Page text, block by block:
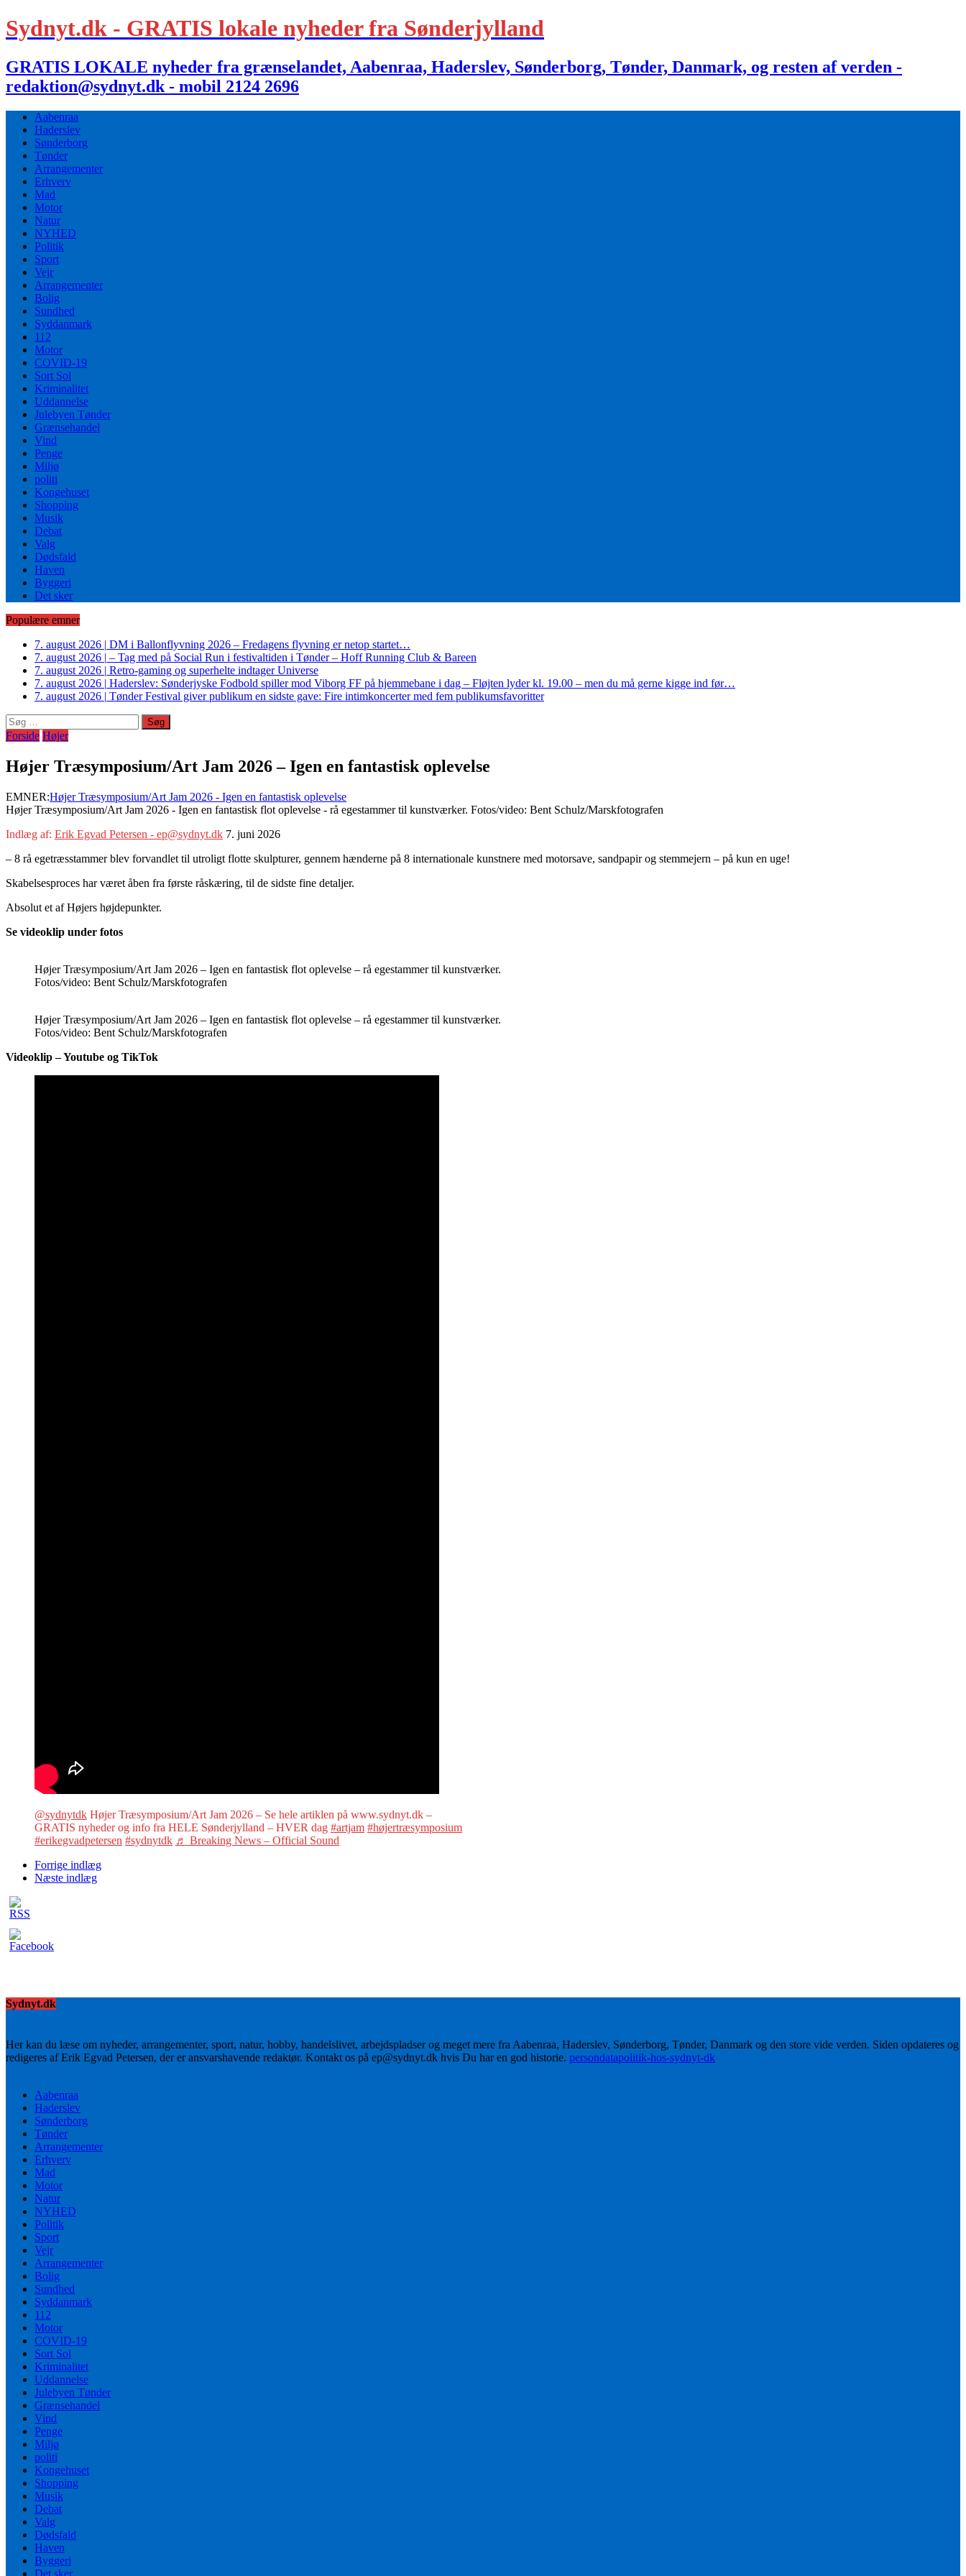
Sydnyt.dk - GRATIS lokale nyheder fra Sønderjylland
GRATIS LOKALE nyheder fra grænselandet, Aabenraa, Haderslev, Sønderborg, Tønder, Danmark, og resten af verden -
redaktion@sydnyt.dk - mobil 2124 2696
Aabenraa
Haderslev
Sønderborg
Tønder
Arrangementer
Erhverv
Mad
Motor
Natur
NYHED
Politik
Sport
Vejr
Arrangementer
Bolig
Sundhed
Syddanmark
112
Motor
COVID-19
Sort Sol
Kriminalitet
Uddannelse
Julebyen Tønder
Grænsehandel
Vind
Penge
Miljø
politi
Kongehuset
Shopping
Musik
Debat
Valg
Dødsfald
Haven
Byggeri
Det sker
Populære emner
7. august 2026 | DM i Ballonflyvning 2026 – Fredagens flyvning er netop startet…
7. august 2026 | – Tag med på Social Run i festivaltiden i Tønder – Hoff Running Club & Bareen
7. august 2026 | Retro-gaming og superhelte indtager Universe
7. august 2026 | Haderslev: Sønderjyske Fodbold spiller mod Viborg FF på hjemmebane i dag – Fløjten lyder kl. 19.00 – men du må gerne kigge ind før…
7. august 2026 | Tønder Festival giver publikum en sidste gave: Fire intimkoncerter med fem publikumsfavoritter
Søg
efter:
Forside Højer
Højer Træsymposium/Art Jam 2026 – Igen en fantastisk oplevelse
EMNER:Højer Træsymposium/Art Jam 2026 - Igen en fantastisk oplevelse
Højer Træsymposium/Art Jam 2026 - Igen en fantastisk flot oplevelse - rå egestammer til kunstværker. Fotos/video: Bent Schulz/Marskfotografen
Indlæg af: Erik Egvad Petersen - ep@sydnyt.dk 7. juni 2026
– 8 rå egetræsstammer blev forvandlet til utroligt flotte skulpturer, gennem hænderne på 8 internationale kunstnere med motorsave, sandpapir og stemmejern – på kun en uge!
Skabelsesproces har været åben fra første råskæring, til de sidste fine detaljer.
Absolut et af Højers højdepunkter.
Se videoklip under fotos
Højer Træsymposium/Art Jam 2026 – Igen en fantastisk flot oplevelse – rå egestammer til kunstværker.
Fotos/video: Bent Schulz/Marskfotografen
Højer Træsymposium/Art Jam 2026 – Igen en fantastisk flot oplevelse – rå egestammer til kunstværker.
Fotos/video: Bent Schulz/Marskfotografen
Videoklip – Youtube og TikTok
@sydnytdk Højer Træsymposium/Art Jam 2026 – Se hele artiklen på www.sydnyt.dk –
GRATIS nyheder og info fra HELE Sønderjylland – HVER dag #artjam #højertræsymposium
#erikegvadpetersen #sydnytdk ♬ Breaking News – Official Sound
Forrige indlæg
Næste indlæg
Sydnyt.dk
Her kan du læse om nyheder, arrangementer, sport, natur, hobby, handelslivet, arbejdspladser og meget mere fra Aabenraa, Haderslev, Sønderborg, Tønder, Danmark og den store vide verden. Siden opdateres og
redigeres af Erik Egvad Petersen, der er ansvarshavende redaktør. Kontakt os på ep@sydnyt.dk hvis Du har en god historie. persondatapolitik-hos-sydnyt-dk
Aabenraa
Haderslev
Sønderborg
Tønder
Arrangementer
Erhverv
Mad
Motor
Natur
NYHED
Politik
Sport
Vejr
Arrangementer
Bolig
Sundhed
Syddanmark
112
Motor
COVID-19
Sort Sol
Kriminalitet
Uddannelse
Julebyen Tønder
Grænsehandel
Vind
Penge
Miljø
politi
Kongehuset
Shopping
Musik
Debat
Valg
Dødsfald
Haven
Byggeri